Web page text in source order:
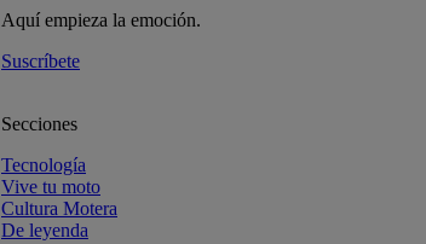
Aquí empieza la emoción.
Suscríbete
Secciones
Tecnología
Vive tu moto
Cultura Motera
De leyenda